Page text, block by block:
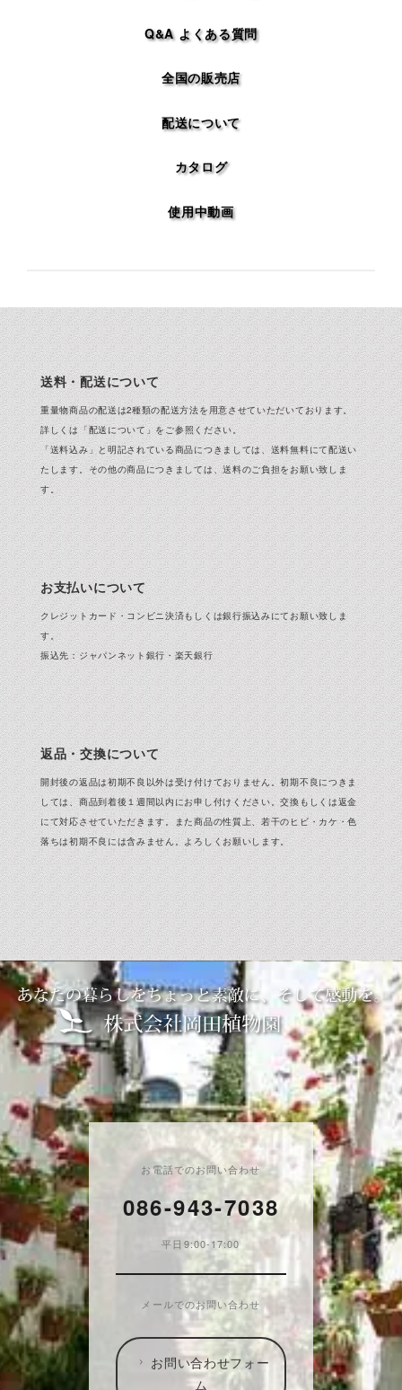
Q&A よくある質問
全国の販売店
配送について
カタログ
使用中動画
送料・配送について
重量物商品の配送は2種類の配送方法を用意させていただいております。
詳しくは「配送について」をご参照ください。
「送料込み」と明記されている商品につきましては、送料無料にて配送い
たします。その他の商品につきましては、送料のご負担をお願い致しま
す。
お支払いについて
クレジットカード・コンビニ決済もしくは銀行振込みにてお願い致しま
す。
振込先：ジャパンネット銀行・楽天銀行
返品・交換について
開封後の返品は初期不良以外は受け付けておりません。初期不良につきま
しては、商品到着後１週間以内にお申し付けください。交換もしくは返金
にて対応させていただきます。また商品の性質上、若干のヒビ・カケ・色
落ちは初期不良には含みません。よろしくお願いします。
お電話でのお問い合わせ
086-943-7038
平日9:00-17:00
メールでのお問い合わせ
お問い合わせフォー
ム